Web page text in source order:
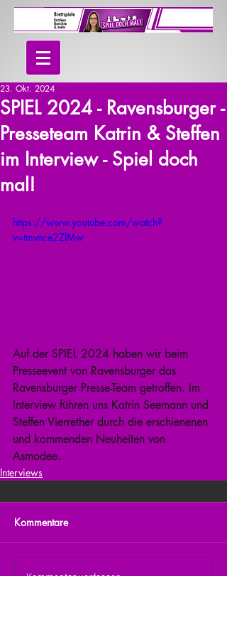
SPIEL 2024 - Ravensburger -
Presseteam Katrin & Steffen
im Interview - Spiel doch
mal!
23. Okt. 2024
https://www.youtube.com/watch?
v=tmvnce2ZlMw
Auf der SPIEL 2024 haben wir beim
Presseevent von Ravensburger das
Ravensburger Presse-Team getroffen. Im
Interview führen uns Katrin Seemann und
Steffen Vierrether durch die erschienenen
und kommenden Neuheiten von
Asmodee.
Interviews
Kommentare
Kommentar verfassen...